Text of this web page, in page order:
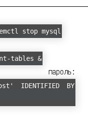
stop mysql
tables &
IDENTIFIED BY